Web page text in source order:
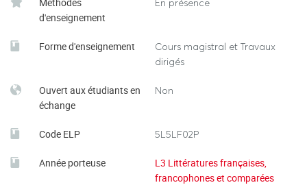
d'enseignement
En présence
Forme d'enseignement
Cours magistral et Travaux
dirigés
Ouvert aux étudiants en
échange
Non
Code ELP 5L5LF02P
Année porteuse
L3 Littératures françaises,
francophones et comparées